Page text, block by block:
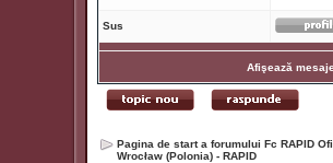
Sus
Afişează
Pagina de start a forumului Fc RAPID
Wrocław (Polonia) - RAPID